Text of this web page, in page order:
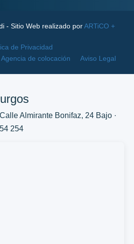
- Sitio Web realizado porARTiCO +
de Privacidad
de colocación
Aviso Legal
Calle Almirante Bonifaz, 24 Bajo ·
254